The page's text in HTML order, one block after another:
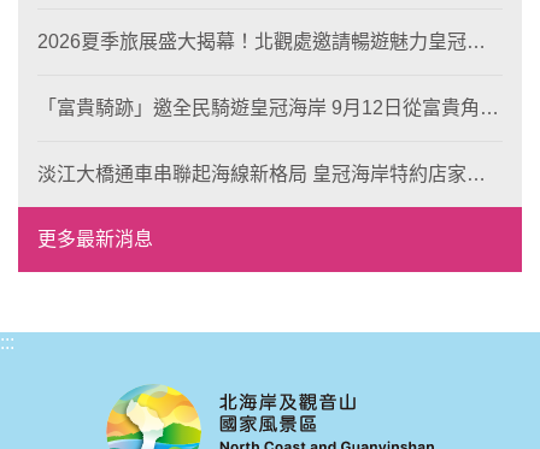
2026夏季旅展盛大揭幕！北觀處邀請暢遊魅力皇冠海
「富貴騎跡」邀全民騎遊皇冠海岸 9月12日從富貴角出
淡江大橋通車串聯起海線新格局 皇冠海岸特約店家、
風格形塑即日起開放報名
更多最新消息
:::